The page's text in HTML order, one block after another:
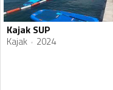
Kajak SUP
Kajak 2024